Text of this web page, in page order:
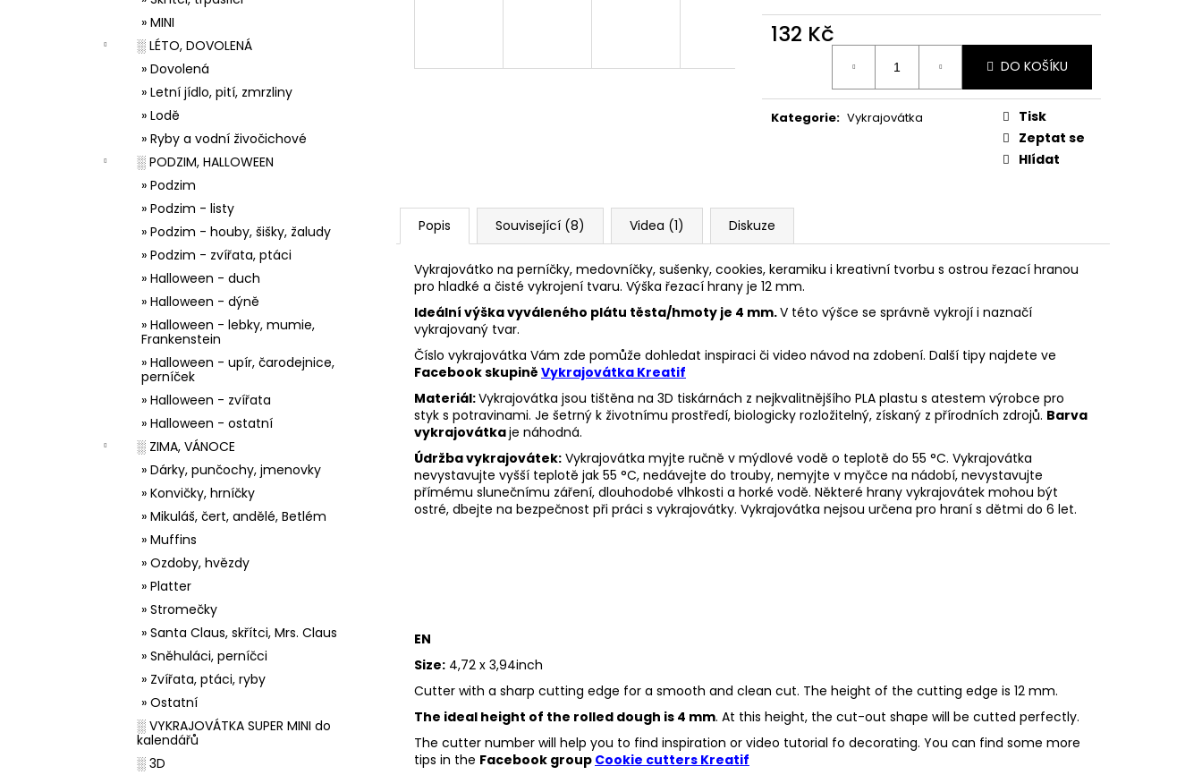
» MINI
░ LÉTO, DOVOLENÁ
» Dovolená
» Letní jídlo, pití, zmrzliny
» Lodě
» Ryby a vodní živočichové
░ PODZIM, HALLOWEEN
» Podzim
» Podzim - listy
» Podzim - houby, šišky, žaludy
» Podzim - zvířata, ptáci
» Halloween - duch
» Halloween - dýně
» Halloween - lebky, mumie,
Frankenstein
» Halloween - upír, čarodejnice,
perníček
» Halloween - zvířata
» Halloween - ostatní
░ ZIMA, VÁNOCE
» Dárky, punčochy, jmenovky
» Konvičky, hrníčky
» Mikuláš, čert, andělé, Betlém
» Muffins
» Ozdoby, hvězdy
» Platter
» Stromečky
» Santa Claus, skřítci, Mrs. Claus
» Sněhuláci, perníčci
» Zvířata, ptáci, ryby
» Ostatní
░ VYKRAJOVÁTKA SUPER MINI do
kalendářů
░ 3D
132 Kč
DO KOŠÍKU
Kategorie: Vykrajovátka
Tisk
Zeptat se
Hlídat
Popis Související (8) Videa (1) Diskuze
Vykrajovátko na perníčky, medovníčky, sušenky, cookies, keramiku i kreativní tvorbu s ostrou řezací hranou
pro hladké a čisté vykrojení tvaru. Výška řezací hrany je 12 mm.
Ideální výška vyváleného plátu těsta/hmoty je 4 mm.V této výšce se správně vykrojí i naznačí
vykrajovaný tvar.
Číslo vykrajovátka Vám zde pomůže dohledat inspiraci či video návod na zdobení. Další tipy najdete ve
Facebook skupině Vykrajovátka Kreatif
Materiál:Vykrajovátka jsou tištěna na 3D tiskárnách z nejkvalitnějšího PLA plastu s atestem výrobce pro
styk s potravinami. Je šetrný k životnímu prostředí, biologicky rozložitelný, získaný z přírodních zdrojů. Barva
vykrajovátkaje náhodná.
Údržba vykrajovátek: Vykrajovátka myjte ručně v mýdlové vodě o teplotě do 55 °C. Vykrajovátka
nevystavujte vyšší teplotě jak 55 °C, nedávejte do trouby, nemyjte v myčce na nádobí, nevystavujte
přímému slunečnímu záření, dlouhodobé vlhkosti a horké vodě. Některé hrany vykrajovátek mohou být
ostré, dbejte na bezpečnost při práci s vykrajovátky. Vykrajovátka nejsou určena pro hraní s dětmi do 6 let.
EN
Size: 4,72 x 3,94inch
Cutter with a sharp cutting edge for a smooth and clean cut. The height of the cutting edge is 12 mm.
The ideal height of the rolled dough is 4 mm. At this height, the cut-out shape will be cutted perfectly.
The cutter number will help you to find inspiration or video tutorial fo decorating. You can find some more
tips in the Facebook group Cookie cutters Kreatif
33001 ZDOBÍCÍ SÁČEK